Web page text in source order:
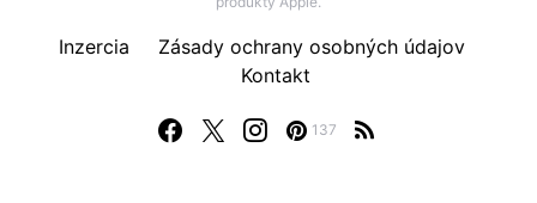
137
Inzercia
Zásady ochrany osobných údajov
Kontakt